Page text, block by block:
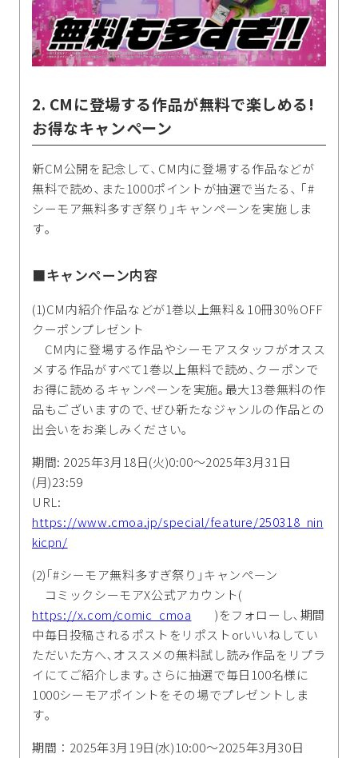
2. CMに登場する作品が無料で楽しめる!
お得なキャンペーン
新CM公開を記念して､CM内に登場する作品などが
無料で読め､また1000ポイントが抽選で当たる､ ｢#
シーモア無料多すぎ祭り｣キャンペーンを実施しま
す｡
■キャンペーン内容
(1)CM内紹介作品などが1巻以上無料＆10冊30％OFF
クーポンプレゼント
CM内に登場する作品やシーモアスタッフがオスス
メする作品がすべて1巻以上無料で読め､クーポンで
お得に読めるキャンペーンを実施｡最大13巻無料の作
品もございますので､ぜひ新たなジャンルの作品との
出会いをお楽しみください｡
期間: 2025年3月18日(火)0:00～2025年3月31日
(月)23:59
URL:
https://www.cmoa.jp/special/feature/250318_nin
kicpn/
(2)｢#シーモア無料多すぎ祭り｣キャンペーン
コミックシーモアX公式アカウント(
https://x.com/comic_cmoa
)をフォローし､期間
中毎日投稿されるポストをリポストorいいねしてい
ただいた方へ､オススメの無料試し読み作品をリプラ
イにてご紹介します｡さらに抽選で毎日100名様に
1000シーモアポイントをその場でプレゼントしま
す｡
期間：2025年3月19日(水)10:00～2025年3月30日